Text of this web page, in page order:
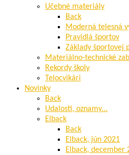
Učebné materiály
Back
Moderná telesná
Pravidlá športov
Základy športovej
Materiálno-technické
Rekordy školy
Telocvikári
Novinky
Back
Udalosti, oznamy…
Elback
Back
Elback, jún 2021
Elback, december